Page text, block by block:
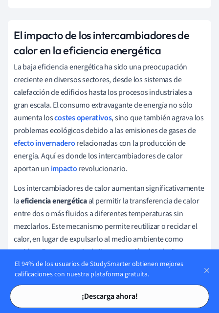
Tarjetas de estudio
Tarjetas de estudio
El impacto de los intercambiadores de
calor en la eficiencia energética
La baja eficiencia energética ha sido una preocupación
creciente en diversos sectores, desde los sistemas de
calefacción de edificios hasta los procesos industriales a
gran escala. El consumo extravagante de energía no sólo
aumenta loscostes operativos, sino que también agrava los
problemas ecológicos debido a las emisiones de gases de
efecto invernaderorelacionadas con la producción de
energía. Aquí es donde los intercambiadores de calor
aportan un impacto revolucionario.
Los intercambiadores de calor aumentan significativamente
laeficiencia energéticaal permitir la transferencia de calor
entre dos o más fluidos a diferentes temperaturas sin
mezclarlos. Este mecanismo permite reutilizar o reciclar el
calor, en lugar de expulsarlo al medio ambiente como
residuo. Esta estrategia de "recuperación de calor", en
contraposición a la "expulsión de calor", permite reducir a
pasos agigantados el consumo de energía y las emisiones
de carbono.
Por ejemplo, en unacentral térmica de vapor, la caldera
El 94% de los usuarios de StudySmarter obtienen mejores
calificaciones con nuestra plataforma gratuita.
¡Descarga ahora!